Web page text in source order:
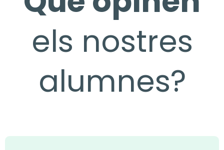
els nostres
alumnes?